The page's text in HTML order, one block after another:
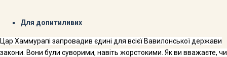
Для допитиливих
Цар Хаммурапі запровадив єдині для всієї Вавилонської дер­жави
закони. Вони були суворими, навіть жорстокими. Як ви вважаєте, чи